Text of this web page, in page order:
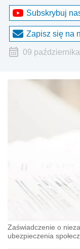
Subskrybuj
Zapisz się na
09
Zaświadczenie o
ubezpieczenia